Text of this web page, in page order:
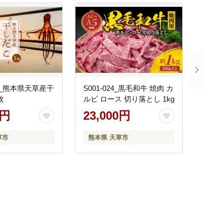
熊本県天草産干
市
S001-024_黒毛和牛 焼肉 カ
ルビ ロース 切り落とし 1kg
23,000円
熊本県 天草市